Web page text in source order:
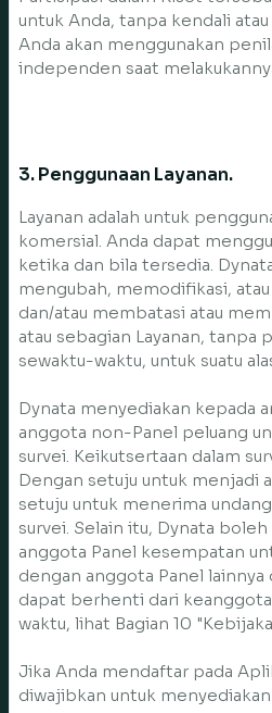
untuk Anda, tanpa kendali
Anda akan menggunakan
independen saat
3. Penggunaan Layanan.
Layanan adalah untuk
komersial. Anda dapat
ketika dan bila tersedia.
mengubah, memodifikasi,
dan/atau membatasi atau
atau sebagian Layanan, tanpa
sewaktu-waktu, untuk suatu
Dynata menyediakan kepada
anggota non-Panel peluang
survei. Keikutsertaan dalam
Dengan setuju untuk menjadi
setuju untuk menerima
survei. Selain itu, Dynata
anggota Panel kesempatan
dengan anggota Panel lainnya
dapat berhenti dari
waktu, lihat Bagian 10
Jika Anda mendaftar pada
diwajibkan untuk